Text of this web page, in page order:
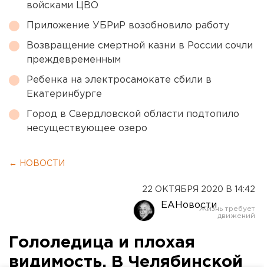
войсками ЦВО
Приложение УБРиР возобновило работу
Возвращение смертной казни в России сочли
преждевременным
Ребенка на электросамокате сбили в
Екатеринбурге
Город в Свердловской области подтопило
несуществующее озеро
← НОВОСТИ
22 ОКТЯБРЯ 2020 В 14:42
ЕАНовости
Гололедица и плохая
видимость. В Челябинской